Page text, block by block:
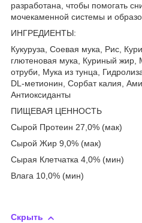
разработана, чтобы помогать
мочекаменной системы и
ИНГРЕДИЕНТЫ:
Кукуруза, Соевая мука, Рис,
глютеновая мука, Куриный
отруби, Мука из тунца,
DL-метионин, Сорбат калия,
Антиоксиданты
ПИЩЕВАЯ ЦЕННОСТЬ
Сырой Протеин 27,0% (мак)
Сырой Жир 9,0% (мак)
Сырая Клетчатка 4,0% (мин)
Влага 10,0% (мин)
Скрыть